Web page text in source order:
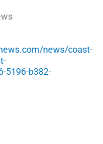
news/coast-
5196-b382-